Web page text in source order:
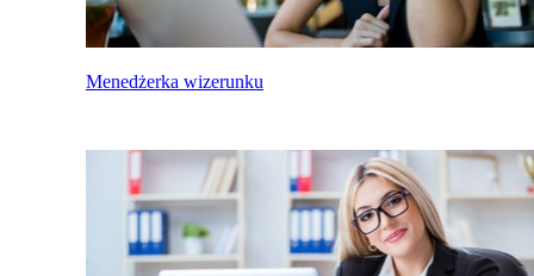
Menedżerka wizerunku